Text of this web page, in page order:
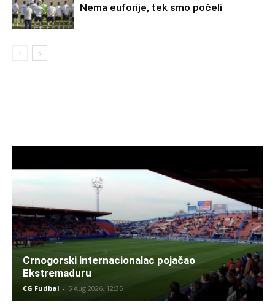
Nema euforije, tek smo počeli
Crnogorski internacionalac pojačao
Ekstremaduru
CG Fudbal - 5 Aug 2026. 12:35